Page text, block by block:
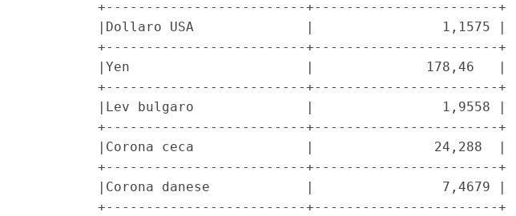
         +-------------------------+-----------------------+
         |Dollaro USA              |                1,1575 |
         +-------------------------+-----------------------+
         |Yen                      |              178,46   |
         +-------------------------+-----------------------+
         |Lev bulgaro              |                1,9558 |
         +-------------------------+-----------------------+
         |Corona ceca              |               24,288  |
         +-------------------------+-----------------------+
         |Corona danese            |                7,4679 |
         +-------------------------+-----------------------+